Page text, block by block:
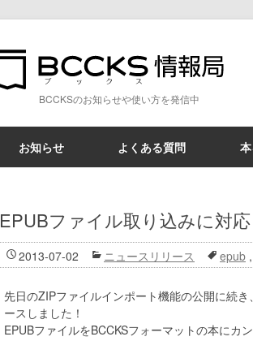
BCCKSのお知らせや使い方を発信中
お知らせ よくある質問
EPUBファイル取り込みに対応
2013-07-02 ニュースリリース epub ,
先日のZIPファイルインポート機能の公開に続
ースしました！
EPUBファイルをBCCKSフォーマットの本にカ